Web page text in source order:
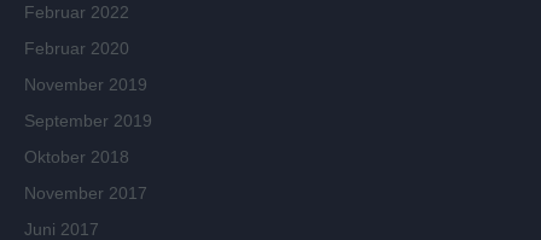
Februar 2022
Februar 2020
November 2019
September 2019
Oktober 2018
November 2017
Juni 2017